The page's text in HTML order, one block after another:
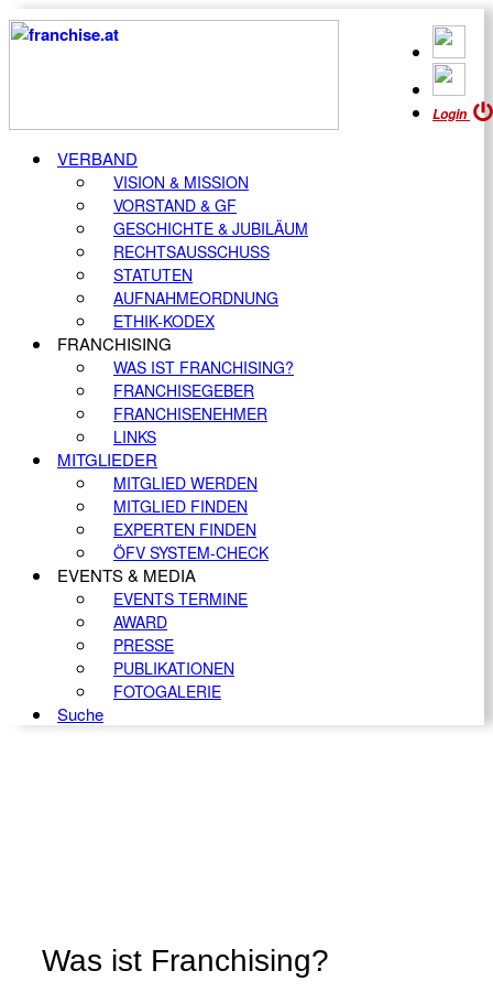
Login
VERBAND
VISION & MISSION
VORSTAND & GF
GESCHICHTE & JUBILÄUM
RECHTSAUSSCHUSS
STATUTEN
AUFNAHMEORDNUNG
ETHIK-KODEX
FRANCHISING
WAS IST FRANCHISING?
FRANCHISEGEBER
FRANCHISENEHMER
LINKS
MITGLIEDER
MITGLIED WERDEN
MITGLIED FINDEN
EXPERTEN FINDEN
ÖFV SYSTEM-CHECK
EVENTS & MEDIA
EVENTS TERMINE
AWARD
PRESSE
PUBLIKATIONEN
FOTOGALERIE
Suche
Was ist Franchising?